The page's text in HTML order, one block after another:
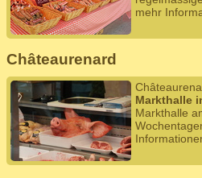
mehr
Châteaurenard
Markthalle
Markthalle